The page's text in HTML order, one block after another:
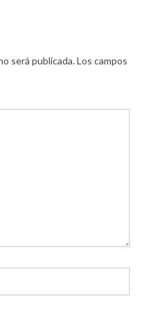
será publicada.Los campos